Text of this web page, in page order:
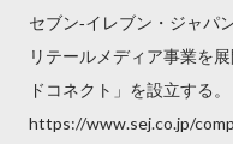
セブン‐イレブン・ジャパ
リテールメディア事業を
ドコネクト」を設立する。
https://www.sej.co.jp/